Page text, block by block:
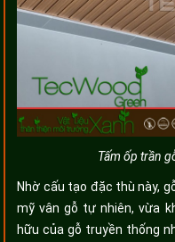
Tấm ốp trần
Nhờ cấu tạo đặc thù này,
mỹ vân gỗ tự nhiên, vừa
hữu của gỗ truyền thống